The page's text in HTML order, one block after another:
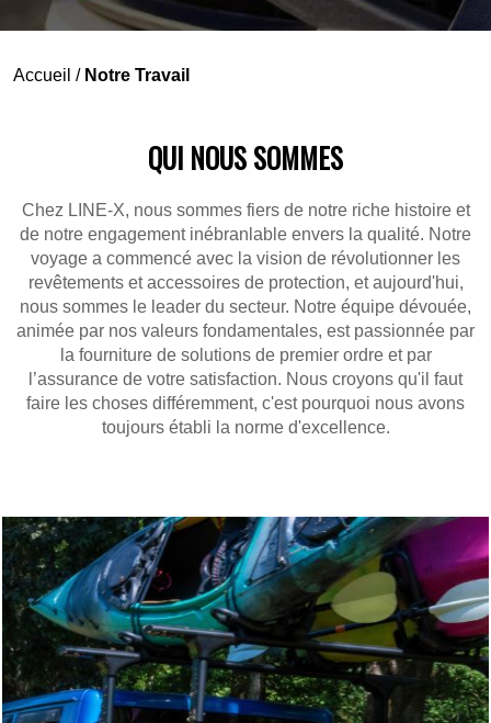
Accueil / Notre Travail
QUI NOUS SOMMES
Chez LINE-X, nous sommes fiers de notre riche histoire et
de notre engagement inébranlable envers la qualité. Notre
voyage a commencé avec la vision de révolutionner les
revêtements et accessoires de protection, et aujourd'hui,
nous sommes le leader du secteur. Notre équipe dévouée,
animée par nos valeurs fondamentales, est passionnée par
la fourniture de solutions de premier ordre et par
l’assurance de votre satisfaction. Nous croyons qu'il faut
faire les choses différemment, c'est pourquoi nous avons
toujours établi la norme d'excellence.